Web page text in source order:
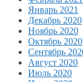
Январь 2021
Декабрь 2020
Ноябрь 2020
Октябрь 2020
Сентябрь
Август 2020
Июль 2020